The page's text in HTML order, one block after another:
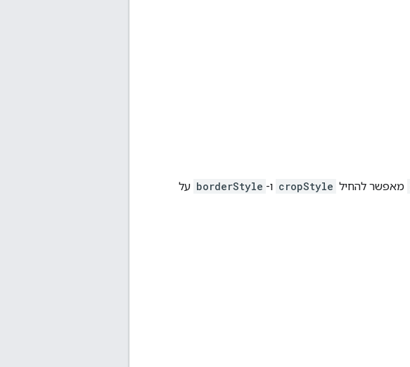
מאפשר להחיל cropStyle ו- borderStyle על